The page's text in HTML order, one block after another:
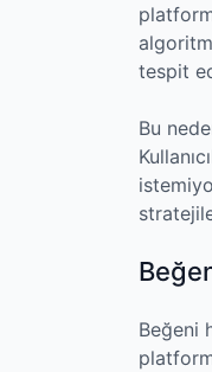
tespit
Bu
Beğeni